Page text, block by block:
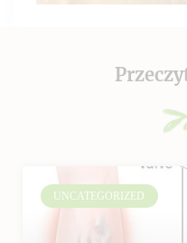
UNCATEGORIZED